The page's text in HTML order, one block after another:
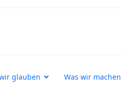
glauben Was wir machen